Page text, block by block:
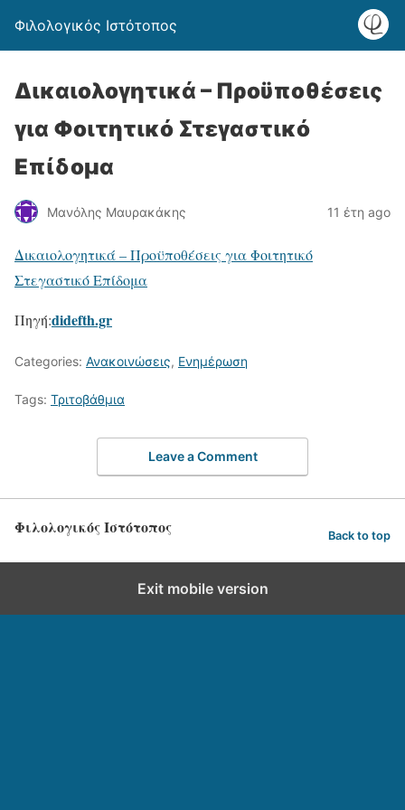
Φιλολογικός Ιστότοπος
Δικαιολογητικά – Προϋποθέσεις
για Φοιτητικό Στεγαστικό
Επίδομα
Μανόλης Μαυρακάκης 11 έτη ago
Δικαιολογητικά – Προϋποθέσεις για Φοιτητικό
Στεγαστικό Επίδομα
Πηγή:didefth.gr
Categories: Ανακοινώσεις, Ενημέρωση
Tags: Τριτοβάθμια
Leave a Comment
Φιλολογικός Ιστότοπος Back to top
Exit mobile version